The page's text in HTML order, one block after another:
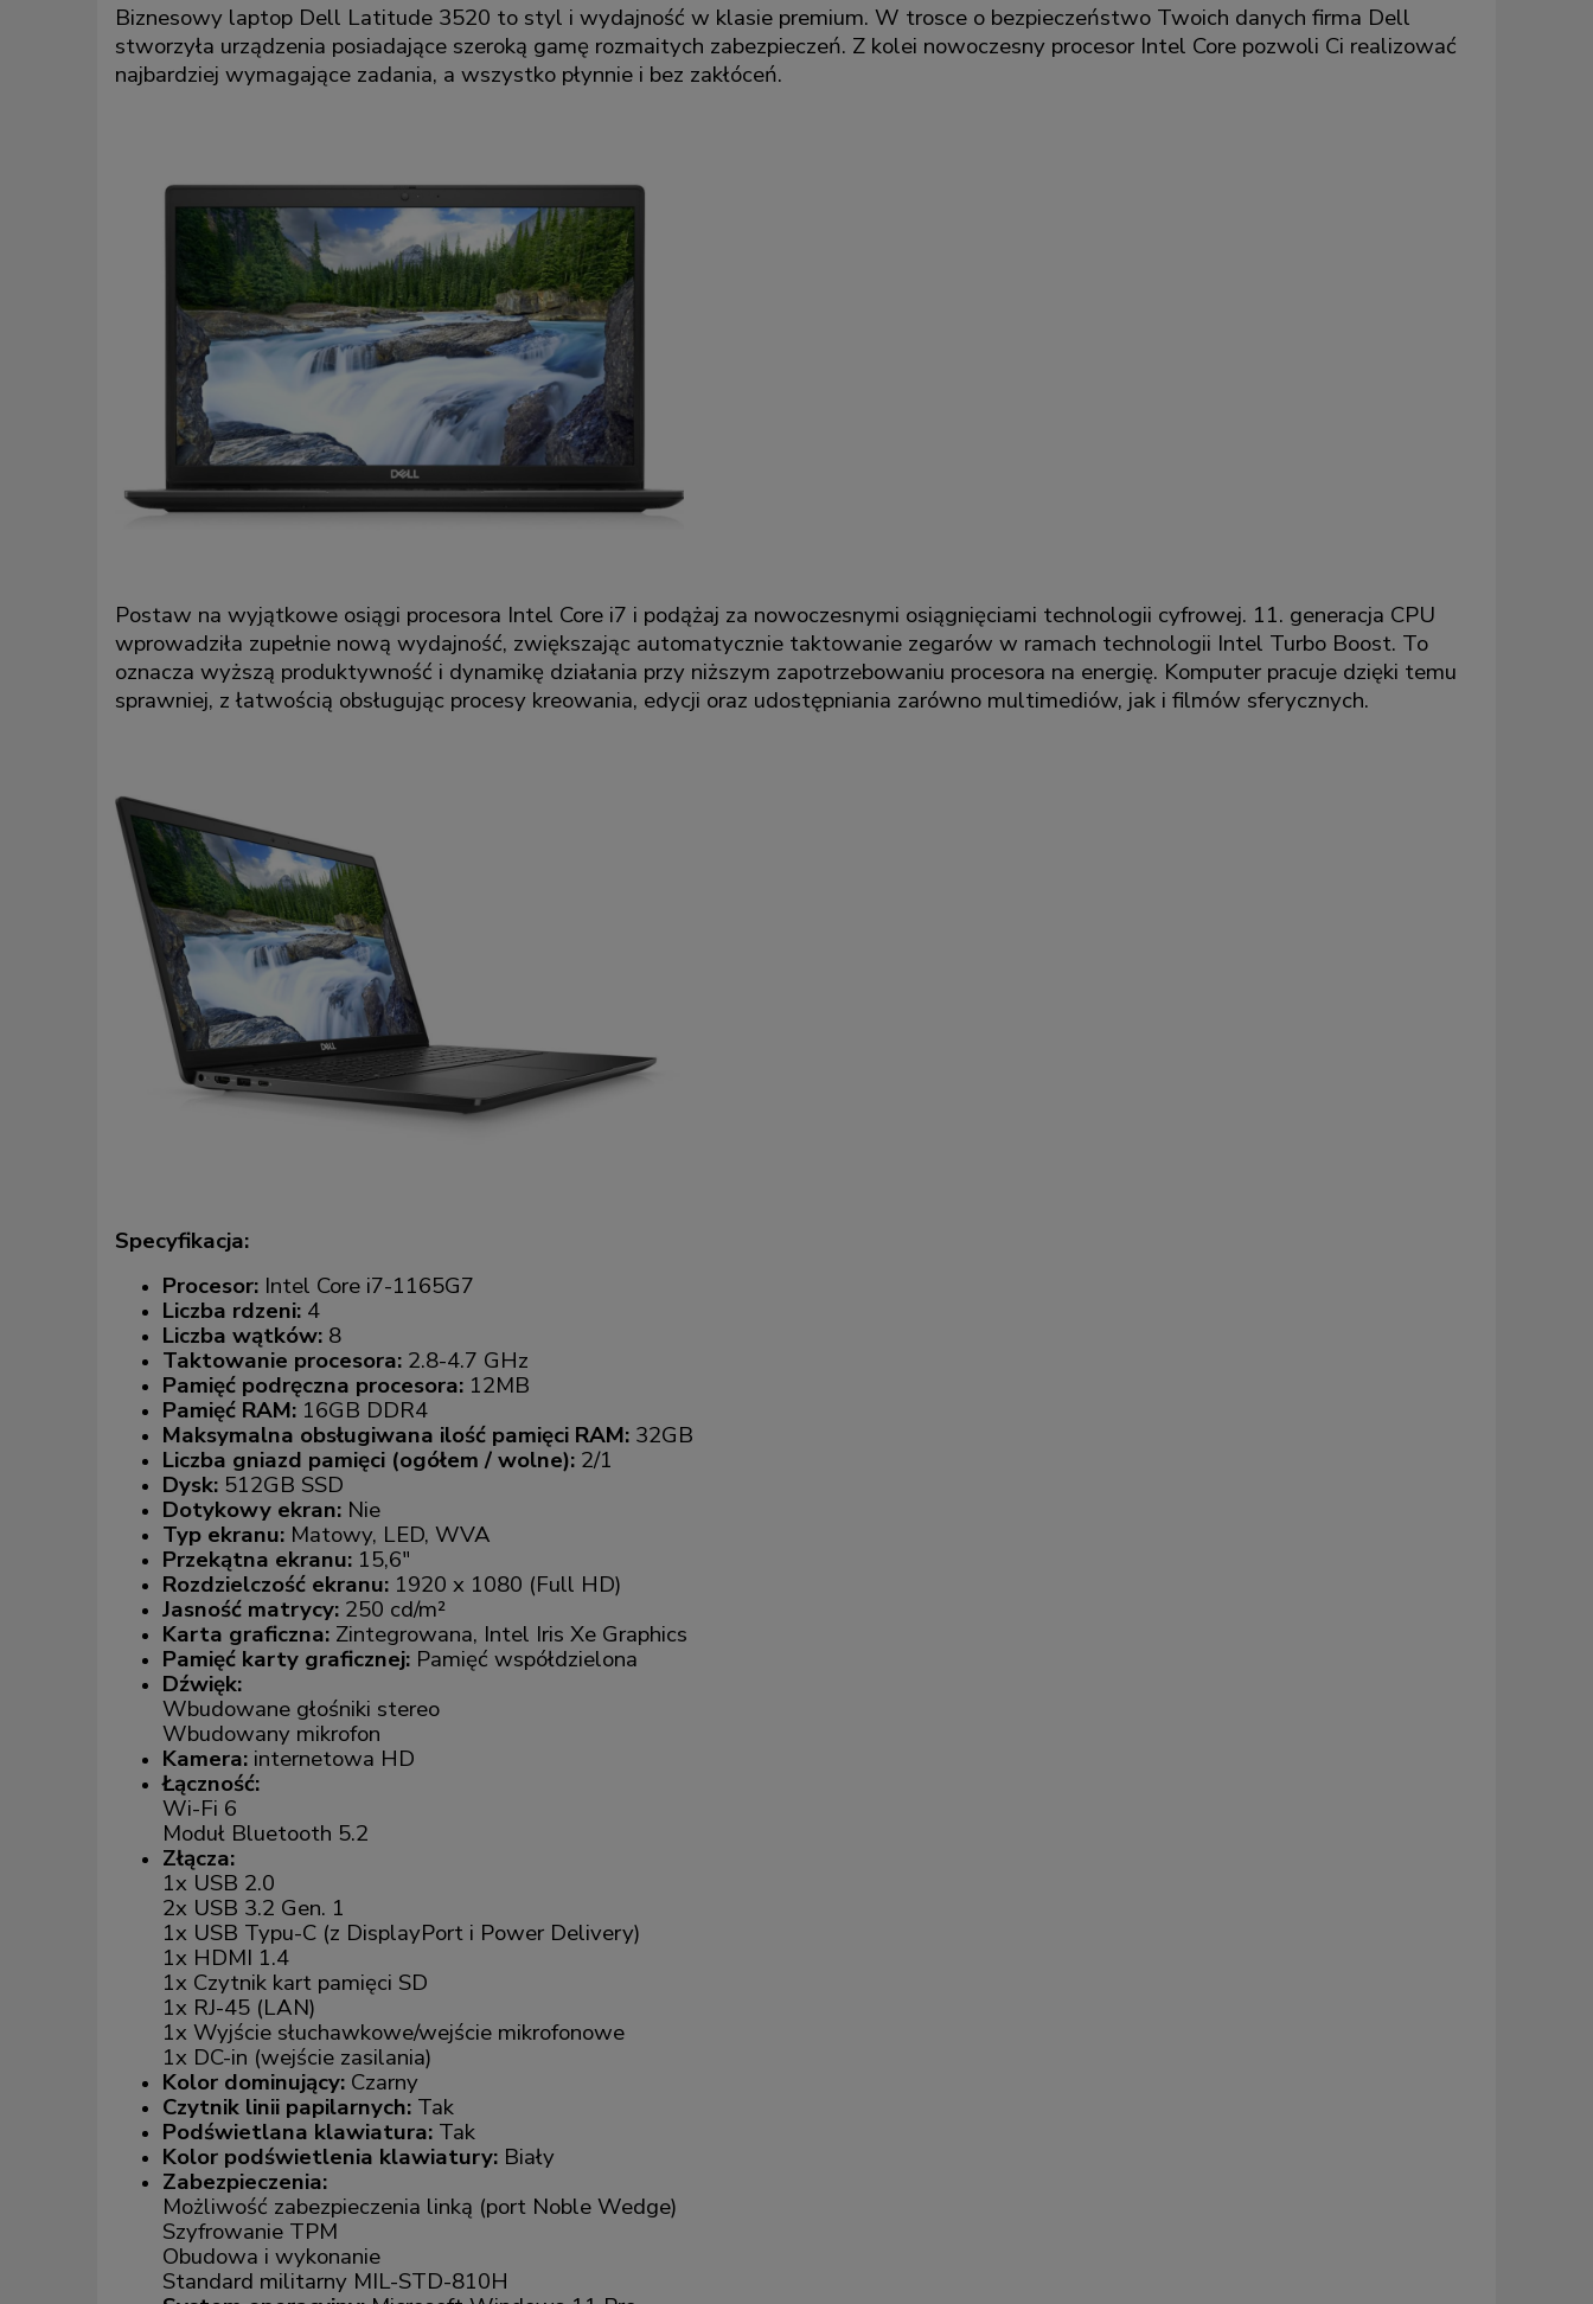
Biznesowy laptop Dell Latitude 3520 to styl i wydajność w klasie premium. W trosce o bezpieczeństwo Twoich danych firma Dell
stworzyła urządzenia posiadające szeroką gamę rozmaitych zabezpieczeń. Z kolei nowoczesny procesor Intel Core pozwoli Ci realizować
najbardziej wymagające zadania, a wszystko płynnie i bez zakłóceń.
Postaw na wyjątkowe osiągi procesora Intel Core i7 i podążaj za nowoczesnymi osiągnięciami technologii cyfrowej. 11. generacja CPU
wprowadziła zupełnie nową wydajność, zwiększając automatycznie taktowanie zegarów w ramach technologii Intel Turbo Boost. To
oznacza wyższą produktywność i dynamikę działania przy niższym zapotrzebowaniu procesora na energię. Komputer pracuje dzięki temu
sprawniej, z łatwością obsługując procesy kreowania, edycji oraz udostępniania zarówno multimediów, jak i filmów sferycznych.
Specyfikacja:
Procesor: Intel Core i7-1165G7
Liczba rdzeni: 4
Liczba wątków: 8
Taktowanie procesora: 2.8-4.7 GHz
Pamięć podręczna procesora: 12MB
Pamięć RAM: 16GB DDR4
Maksymalna obsługiwana ilość pamięci RAM: 32GB
Liczba gniazd pamięci (ogółem / wolne): 2/1
Dysk: 512GB SSD
Dotykowy ekran: Nie
Typ ekranu: Matowy, LED, WVA
Przekątna ekranu: 15,6"
Rozdzielczość ekranu: 1920 x 1080 (Full HD)
Jasność matrycy: 250 cd/m²
Karta graficzna: Zintegrowana, Intel Iris Xe Graphics
Pamięć karty graficznej: Pamięć współdzielona
Dźwięk:
Wbudowane głośniki stereo
Wbudowany mikrofon
Kamera: internetowa HD
Łączność:
Wi-Fi 6
Moduł Bluetooth 5.2
Złącza:
1x USB 2.0
2x USB 3.2 Gen. 1
1x USB Typu-C (z DisplayPort i Power Delivery)
1x HDMI 1.4
1x Czytnik kart pamięci SD
1x RJ-45 (LAN)
1x Wyjście słuchawkowe/wejście mikrofonowe
1x DC-in (wejście zasilania)
Kolor dominujący: Czarny
Czytnik linii papilarnych: Tak
Podświetlana klawiatura: Tak
Kolor podświetlenia klawiatury: Biały
Zabezpieczenia:
Możliwość zabezpieczenia linką (port Noble Wedge)
Szyfrowanie TPM
Obudowa i wykonanie
Standard militarny MIL-STD-810H